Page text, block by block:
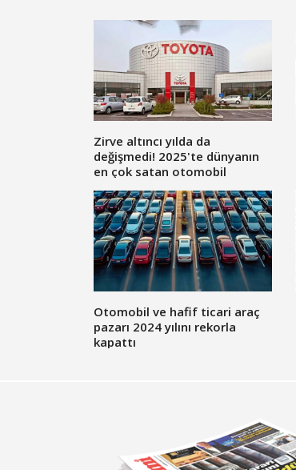
Zirve altıncı yılda da
değişmedi! 2025'te dünyanın
en çok satan otomobil
Otomobil ve hafif ticari araç
pazarı 2024 yılını rekorla
kapattı